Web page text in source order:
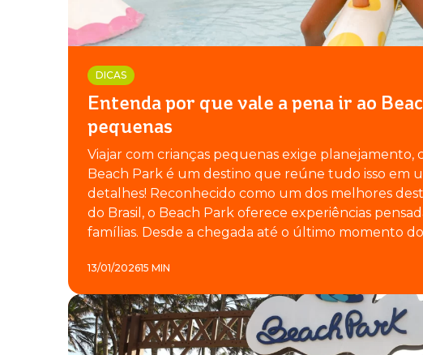
DICAS
Entenda por que vale a pena ir ao
pequenas
Viajar com crianças pequenas exige planejamento,
Beach Park é um destino que reúne tudo isso em
detalhes! Reconhecido como um dos melhores
do Brasil, o Beach Park oferece experiências
famílias. Desde a chegada até o último momento
13/01/202615 MIN